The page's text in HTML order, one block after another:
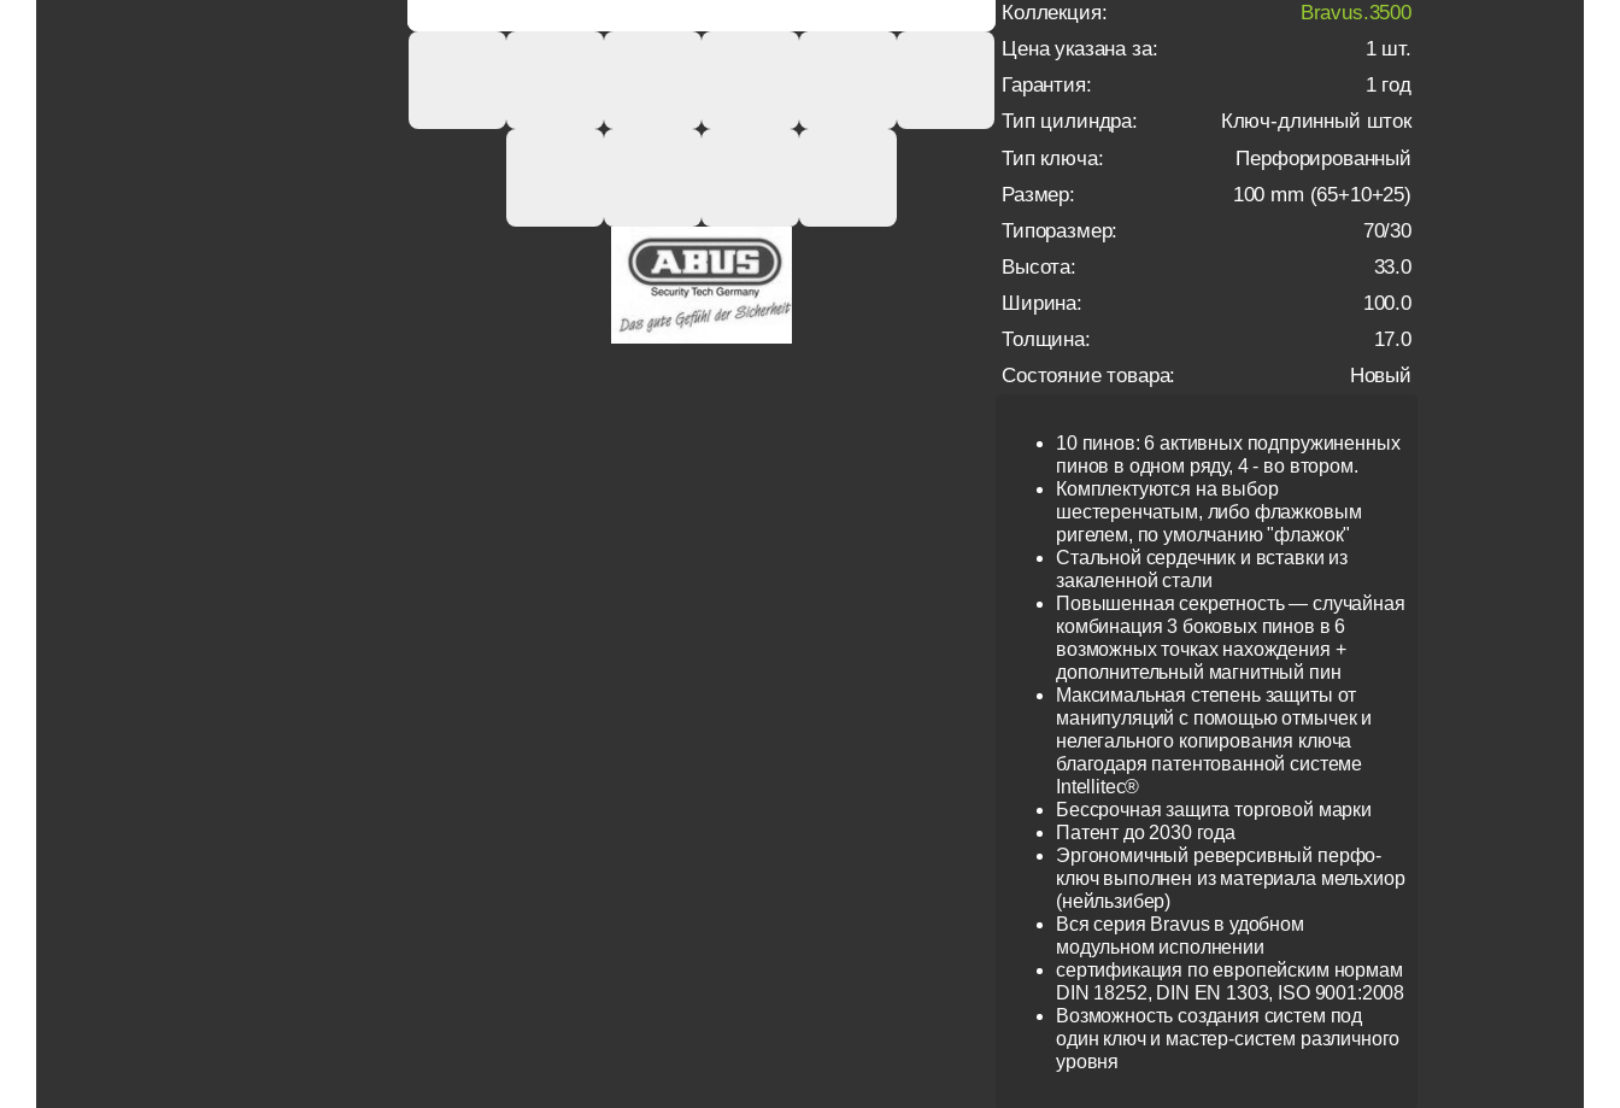
Коллекция:
Bravus.3500
Цена указана за:
1 шт.
Гарантия:
1 год
Тип цилиндра:
Ключ-длинный шток
Тип ключа:
Перфорированный
Размер:
100 mm (65+10+25)
Типоразмер:
70/30
Высота:
33.0
Ширина:
100.0
Толщина:
17.0
Состояние товара:
Новый
10 пинов: 6 активных подпружиненных
пинов в одном ряду, 4 - во втором.
Комплектуются на выбор
шестеренчатым, либо флажковым
ригелем, по умолчанию "флажок"
Стальной сердечник и вставки из
закаленной стали
Повышенная секретность — случайная
комбинация 3 боковых пинов в 6
возможных точках нахождения +
дополнительный магнитный пин
Максимальная степень защиты от
манипуляций с помощью отмычек и
нелегального копирования ключа
благодаря патентованной системе
Intellitec®
Бессрочная защита торговой марки
Патент до 2030 года
Эргономичный реверсивный перфо-
ключ выполнен из материала мельхиор
(нейльзибер)
Вся серия Bravus в удобном
модульном исполнении
сертификация по европейским нормам
DIN 18252, DIN EN 1303, ISO 9001:2008
Возможность создания систем под
один ключ и мастер-систем различного
уровня